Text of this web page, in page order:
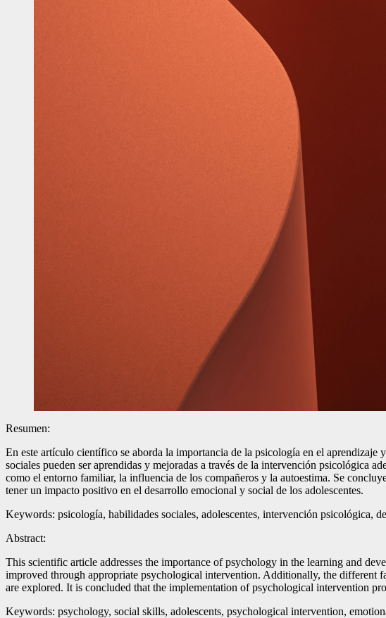
Resumen:
En este artículo científico se aborda la importancia de la psicología en el aprendizaje
sociales pueden ser aprendidas y mejoradas a través de la intervención psicológica
como el entorno familiar, la influencia de los compañeros y la autoestima. Se
tener un impacto positivo en el desarrollo emocional y social de los adolescentes.
Keywords: psicología, habilidades sociales, adolescentes, intervención psicológica,
Abstract:
This scientific article addresses the importance of psychology in the learning and
improved through appropriate psychological intervention. Additionally, the different
are explored. It is concluded that the implementation of psychological intervention
Keywords: psychology, social skills, adolescents, psychological intervention,